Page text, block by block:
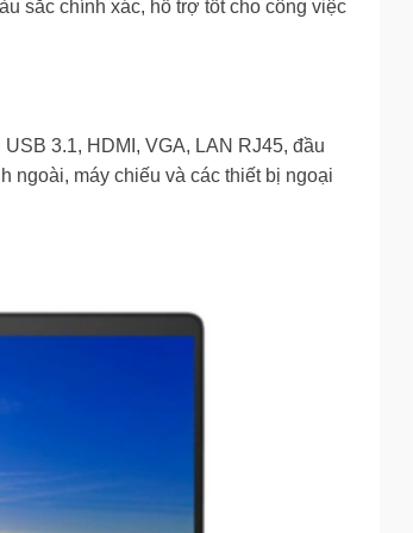
sắc chính xác, hỗ trợ tốt cho công việc
3.1, HDMI, VGA, LAN RJ45, đầu
ngoài, máy chiếu và các thiết bị ngoại